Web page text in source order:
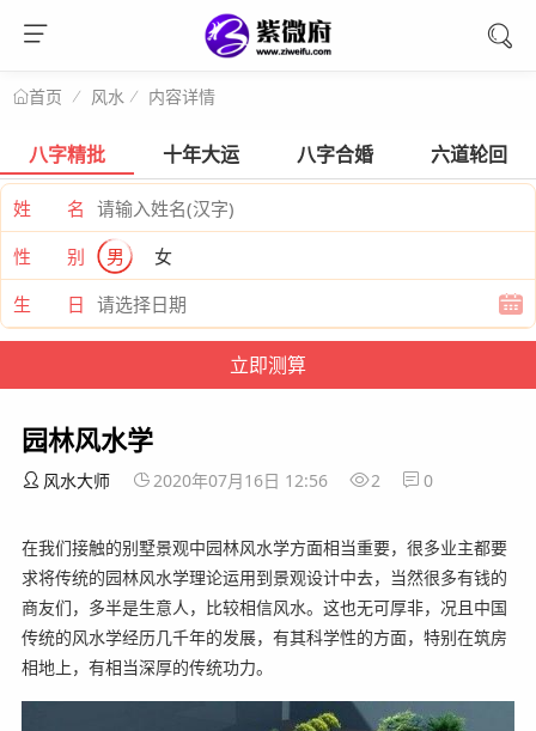
首页 风水 内容详情
八字精批 十年大运 八字合婚 六道轮回
姓 名
性 别
男
女
生 日
园林风水学
风水大师 2020年07月16日 12:56 2 0
在我们接触的别墅景观中园林风水学方面相当重要，很多业主都要
求将传统的园林风水学理论运用到景观设计中去，当然很多有钱的
商友们，多半是生意人，比较相信风水。这也无可厚非，况且中国
传统的风水学经历几千年的发展，有其科学性的方面，特别在筑房
相地上，有相当深厚的传统功力。